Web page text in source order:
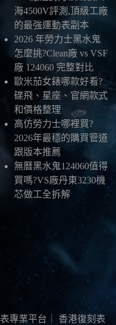
流方案另行報價，客
些熱門款現貨數量有
點戴上喜歡的腕錶。
海4500V評測,頂級工廠
的最強運動表副本
2026 年勞力士黑水鬼
怎麼挑?Clean廠 vs VSF
廠 124060 完整對比
歐米茄女錶哪款好看?
碟飛、星座、官網款式
和價格整理
高仿勞力士哪裡買?
2026年最穩的購買管道
跟版本推薦
無曆黑水鬼124060值得
買嗎?VS廠丹東3230機
芯做工全拆解
專業平台 香港復刻表